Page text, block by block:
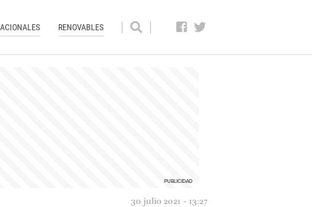
RENOVABLES
30 julio 2021 - 13:27